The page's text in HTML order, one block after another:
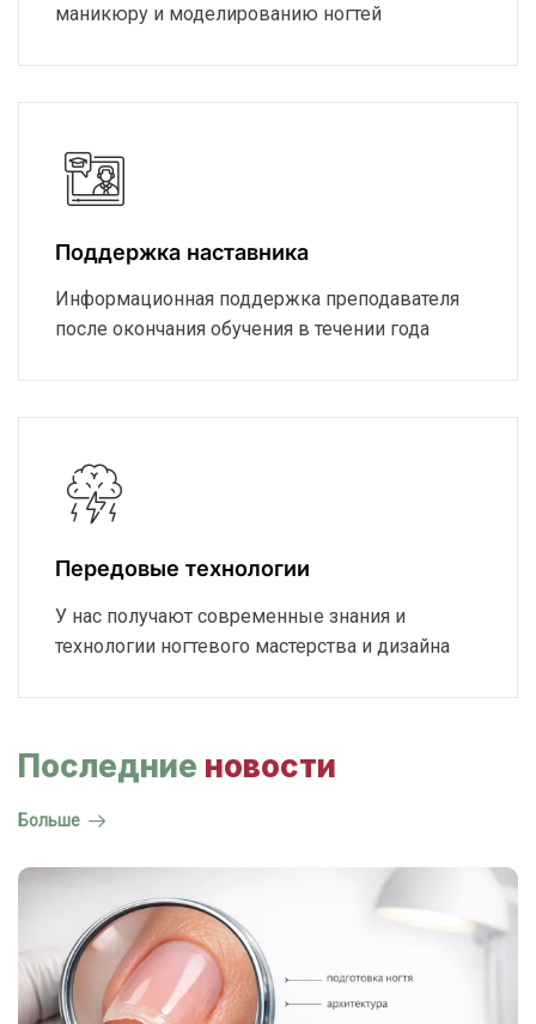
маникюру и моделированию ногтей
Поддержка наставника
Информационная поддержка преподавателя
после окончания обучения в течении года
Передовые технологии
У нас получают современные знания и
технологии ногтевого мастерства и дизайна
Последние новости
Больше